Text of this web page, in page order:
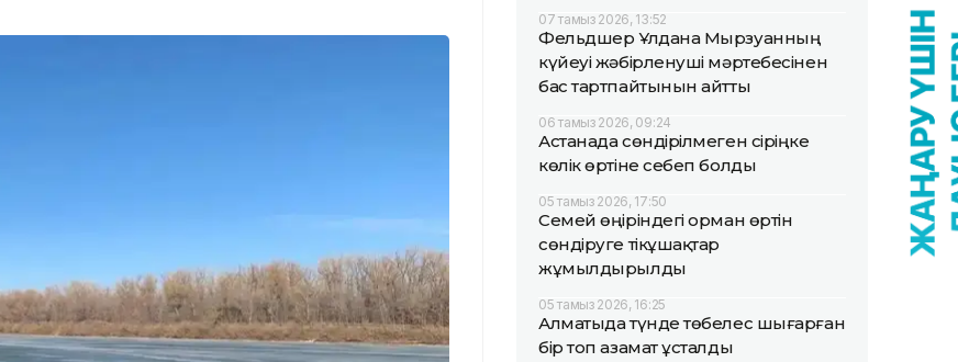
07 тамыз 2026, 13:52
Фельдшер Ұлдана Мырзуанның
күйеуі жәбірленуші мәртебесінен
бас тартпайтынын айтты
06 тамыз 2026, 09:24
Астанада сөндірілмеген сіріңке
көлік өртіне себеп болды
05 тамыз 2026, 17:50
Семей өңіріндегі орман өртін
сөндіруге тікұшақтар
жұмылдырылды
05 тамыз 2026, 16:25
Алматыда түнде төбелес шығарған
бір топ азамат ұсталды